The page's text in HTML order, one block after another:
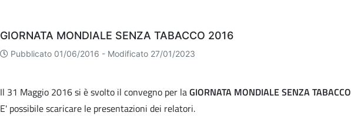
Eventi
GIORNATA MONDIALE SENZA TABACCO 2016
Pubblicato 01/06/2016 - Modificato 27/01/2023
Il 31 Maggio 2016 si è svolto il convegno per laGIORNATA MONDIALE SENZA TABACCO
E' possibile scaricare le presentazioni dei relatori.